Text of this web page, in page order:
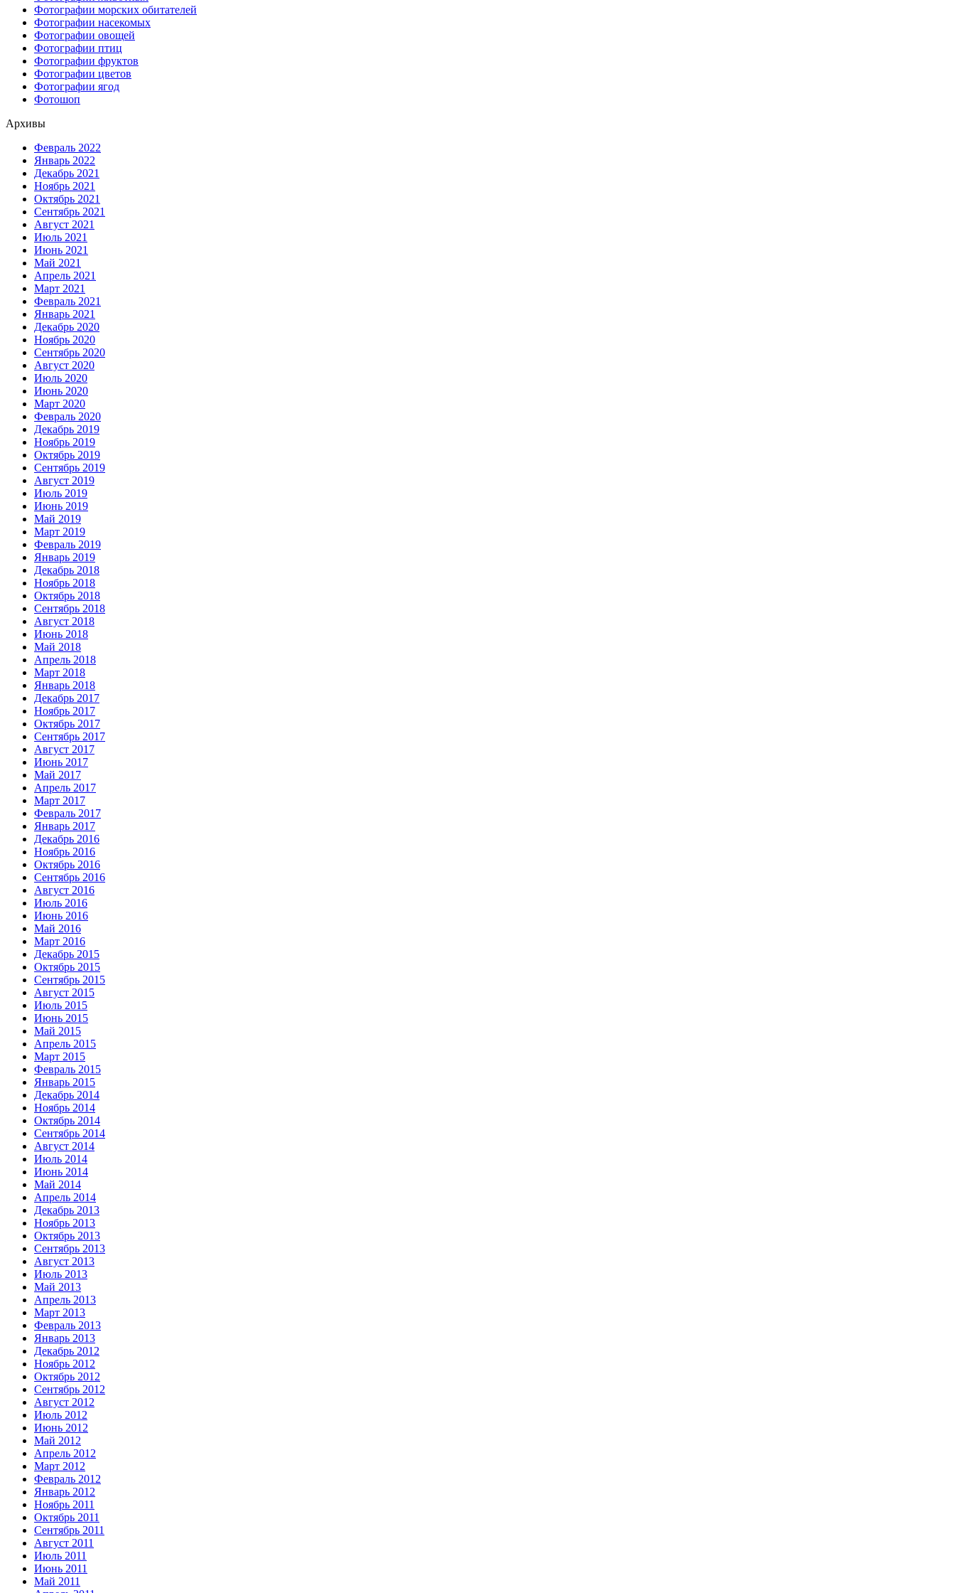
Фотографии морских обитателей
Фотографии насекомых
Фотографии овощей
Фотографии птиц
Фотографии фруктов
Фотографии цветов
Фотографии ягод
Фотошоп
Архивы
Февраль 2022
Январь 2022
Декабрь 2021
Ноябрь 2021
Октябрь 2021
Сентябрь 2021
Август 2021
Июль 2021
Июнь 2021
Май 2021
Апрель 2021
Март 2021
Февраль 2021
Январь 2021
Декабрь 2020
Ноябрь 2020
Сентябрь 2020
Август 2020
Июль 2020
Июнь 2020
Март 2020
Февраль 2020
Декабрь 2019
Ноябрь 2019
Октябрь 2019
Сентябрь 2019
Август 2019
Июль 2019
Июнь 2019
Май 2019
Март 2019
Февраль 2019
Январь 2019
Декабрь 2018
Ноябрь 2018
Октябрь 2018
Сентябрь 2018
Август 2018
Июнь 2018
Май 2018
Апрель 2018
Март 2018
Январь 2018
Декабрь 2017
Ноябрь 2017
Октябрь 2017
Сентябрь 2017
Август 2017
Июнь 2017
Май 2017
Апрель 2017
Март 2017
Февраль 2017
Январь 2017
Декабрь 2016
Ноябрь 2016
Октябрь 2016
Сентябрь 2016
Август 2016
Июль 2016
Июнь 2016
Май 2016
Март 2016
Декабрь 2015
Октябрь 2015
Сентябрь 2015
Август 2015
Июль 2015
Июнь 2015
Май 2015
Апрель 2015
Март 2015
Февраль 2015
Январь 2015
Декабрь 2014
Ноябрь 2014
Октябрь 2014
Сентябрь 2014
Август 2014
Июль 2014
Июнь 2014
Май 2014
Апрель 2014
Декабрь 2013
Ноябрь 2013
Октябрь 2013
Сентябрь 2013
Август 2013
Июль 2013
Май 2013
Апрель 2013
Март 2013
Февраль 2013
Январь 2013
Декабрь 2012
Ноябрь 2012
Октябрь 2012
Сентябрь 2012
Август 2012
Июль 2012
Июнь 2012
Май 2012
Апрель 2012
Март 2012
Февраль 2012
Январь 2012
Ноябрь 2011
Октябрь 2011
Сентябрь 2011
Август 2011
Июль 2011
Июнь 2011
Май 2011